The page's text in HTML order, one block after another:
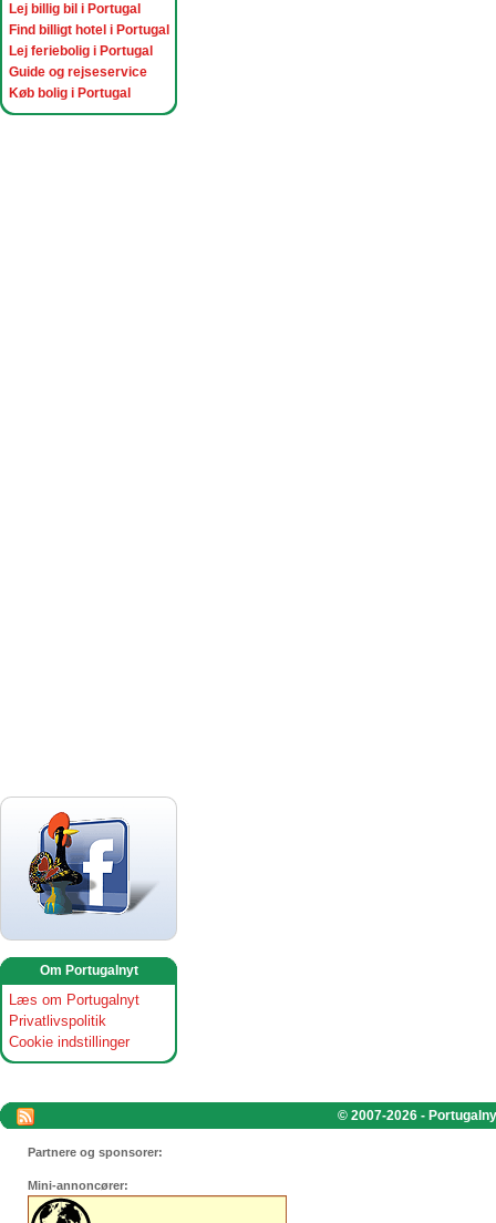
Lej billig bil i Portugal
Find billigt hotel i Portugal
Lej feriebolig i Portugal
Guide og rejseservice
Køb bolig i Portugal
Om Portugalnyt
Læs om Portugalnyt
Privatlivspolitik
Cookie indstillinger
© 2007-2026 -
Partnere og sponsorer:
Mini-annoncører: